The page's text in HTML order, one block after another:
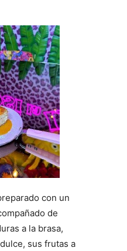
con un
de
a la brasa,
sus frutas a